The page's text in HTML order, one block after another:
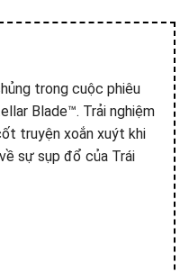
trong cuộc phiêu
Blade™. Trải nghiệm
truyện xoắn xuýt khi
sự sụp đổ của Trái